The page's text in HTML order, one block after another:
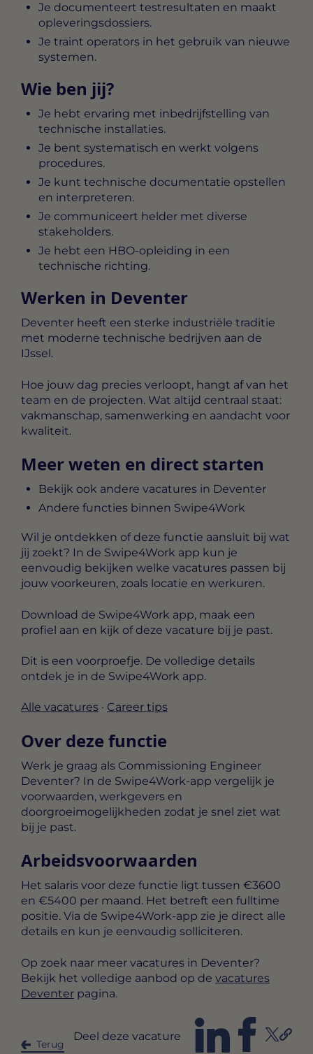
Je documenteert testresultaten en maakt
opleveringsdossiers.
Je traint operators in het gebruik van nieuwe
systemen.
Wie ben jij?
Je hebt ervaring met inbedrijfstelling van
technische installaties.
Je bent systematisch en werkt volgens
procedures.
Je kunt technische documentatie opstellen
en interpreteren.
Je communiceert helder met diverse
stakeholders.
Je hebt een HBO-opleiding in een
technische richting.
Werken in Deventer
Deventer heeft een sterke industriële traditie
met moderne technische bedrijven aan de
IJssel.
Hoe jouw dag precies verloopt, hangt af van het
team en de projecten. Wat altijd centraal staat:
vakmanschap, samenwerking en aandacht voor
kwaliteit.
Meer weten en direct starten
Bekijk ook andere vacatures in Deventer
Andere functies binnen Swipe4Work
Wil je ontdekken of deze functie aansluit bij wat
jij zoekt? In de Swipe4Work app kun je
eenvoudig bekijken welke vacatures passen bij
jouw voorkeuren, zoals locatie en werkuren.
Download de Swipe4Work app, maak een
profiel aan en kijk of deze vacature bij je past.
Dit is een voorproefje. De volledige details
ontdek je in de Swipe4Work app.
Alle vacatures · Career tips
Over deze functie
Werk je graag als Commissioning Engineer
Deventer? In de Swipe4Work-app vergelijk je
voorwaarden, werkgevers en
doorgroeimogelijkheden zodat je snel ziet wat
bij je past.
Arbeidsvoorwaarden
Het salaris voor deze functie ligt tussen €3600
en €5400 per maand. Het betreft een fulltime
positie. Via de Swipe4Work-app zie je direct alle
details en kun je eenvoudig solliciteren.
Op zoek naar meer vacatures in Deventer?
Bekijk het volledige aanbod op de vacatures
Deventer pagina.
Terug
Deel deze vacature